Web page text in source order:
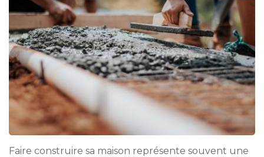
Faire construire sa maison représente souvent une